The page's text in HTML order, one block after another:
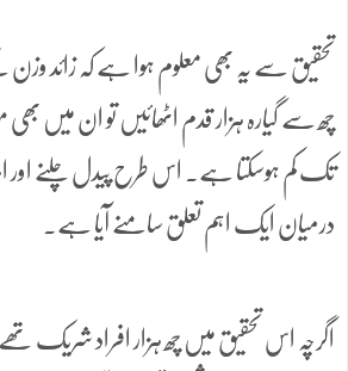
تحقیق سے یہ بھی معلوم ہوا ہے کہ زائد وزن
تک کم ہوسکتا ہے۔ اس طرح پیدل چلنے
درمیان ایک اہم تعلق سامنے آیا ہے۔
اگرچہ اس تحقیق میں چھ ہزار افراد شریک